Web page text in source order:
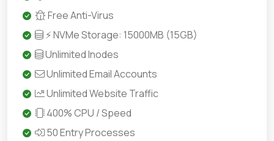
Free Anti-Virus
⚡ NVMe Storage: 15000MB (15GB)
Unlimited Inodes
Unlimited Email Accounts
Unlimited Website Traffic
400% CPU / Speed
50 Entry Processes